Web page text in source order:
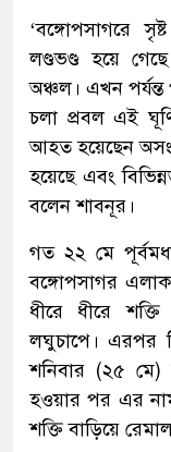
‘বঙ্গোপসাগরে
লণ্ডভণ্ড হয়ে
অঞ্চল। এখন পর্যন্ত
চলা প্রবল এই
আহত হয়েছেন
হয়েছে এবং
বলেন শাবনূর।
গত ২২ মে
বঙ্গোপসাগর
ধীরে ধীরে
লঘুচাপে। এরপর
শনিবার (২৫ মে)
হওয়ার পর এর
শক্তি বাড়িয়ে